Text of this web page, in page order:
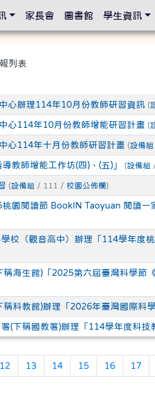
列表
心辦理114年10月份教師研習資訊 (
心114年10月份教師增能研習計畫 (
心114年十月份教師研習計畫 (設備組
教師增能工作坊(四)、(五)」 (設備組
(設備組 / 111 / 校園公佈欄 )
園閱讀節 BookIN Taoyuan 閱讀一
校（觀音高中）辦理「114學年度
稱海生館)「2025第六屆臺灣科學節
稱科教館)辦理「2026年臺灣國際科
(下稱國教署)辦理「114學年度科技
頁次)
12 13 14 15 16 17
家長會 圖書館 學生資訊